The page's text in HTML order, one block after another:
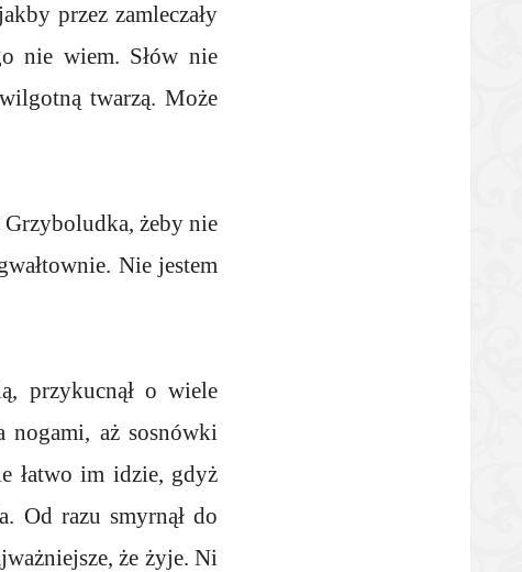
przez zamleczały
nie wiem. Słów nie
twarzą. Może
żeby nie
Nie jestem
przykucnął o wiele
nogami, aż sosnówki
łatwo im idzie, gdyż
Od razu smyrnął do
że żyje. Ni